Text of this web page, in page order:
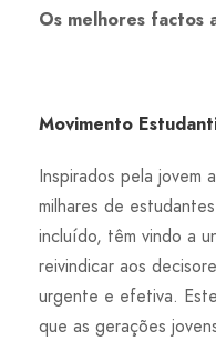
Os melhores factos
Movimento
Inspirados pela jovem
milhares de
incluído, têm vindo a
reivindicar aos
urgente e efetiva.
que as gerações